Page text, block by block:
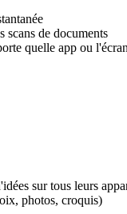
scans de documents
quelle app ou
sur tous leurs
photos, croquis)